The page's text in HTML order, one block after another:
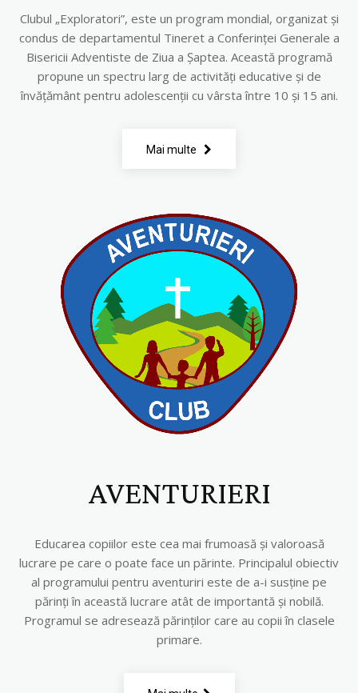
Clubul „Exploratori”, este un program mondial, organizat și
condus de departamentul Tineret a Conferinței Generale a
Bisericii Adventiste de Ziua a Șaptea. Această programă
propune un spectru larg de activități educative și de
învățământ pentru adolescenții cu vârsta între 10 și 15 ani.
Mai multe
AVENTURIERI
Educarea copiilor este cea mai frumoasă şi valoroasă
lucrare pe care o poate face un părinte. Principalul obiectiv
al programului pentru aventuriri este de a-i susţine pe
părinţi în această lucrare atât de importantă şi nobilă.
Programul se adresează părinţilor care au copii în clasele
primare.